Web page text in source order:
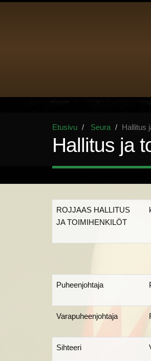
Etusivu Seura Hallitus
Hallitus ja
ROJJAAS HALLITUS
JA TOIMIHENKILÖT
Puheenjohtaja
Varapuheenjohtaja
Sihteeri